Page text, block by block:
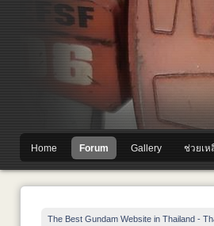
Home Forum Gallery ช่วยเห
The Best Gundam Website in Thailand -